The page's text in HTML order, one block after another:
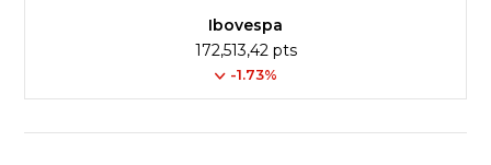
Ibovespa
172,513,42 pts
-1.73%